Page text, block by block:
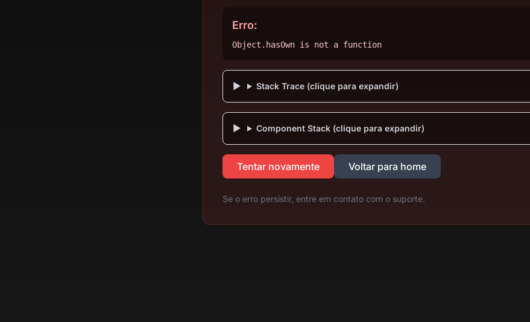
Erro:
Object.hasOwn is not a function
Stack Trace (clique para expandir)
Component Stack (clique para expandir)
Tentar novamente Voltar para home
Se o erro persistir, entre em contato com o suporte.